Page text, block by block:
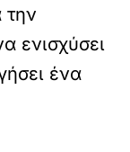
την
ενισχύσει
ένα